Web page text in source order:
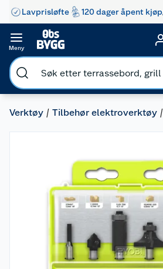
Lavprisløfte 120 dager åpent kjøp
Meny
Verktøy Tilbehør elektroverktøy